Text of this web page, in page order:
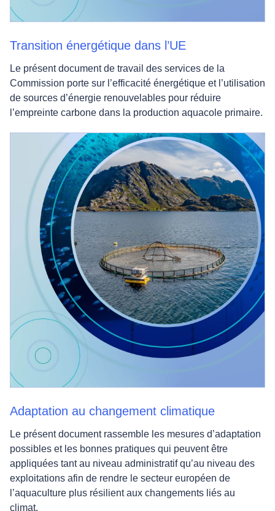
Transition énergétique dans l’UE
Le présent document de travail des services de la
Commission porte sur l’efficacité énergétique et l’utilisation
de sources d’énergie renouvelables pour réduire
l’empreinte carbone dans la production aquacole primaire.
Adaptation au changement climatique
Le présent document rassemble les mesures d’adaptation
possibles et les bonnes pratiques qui peuvent être
appliquées tant au niveau administratif qu’au niveau des
exploitations afin de rendre le secteur européen de
l’aquaculture plus résilient aux changements liés au
climat.